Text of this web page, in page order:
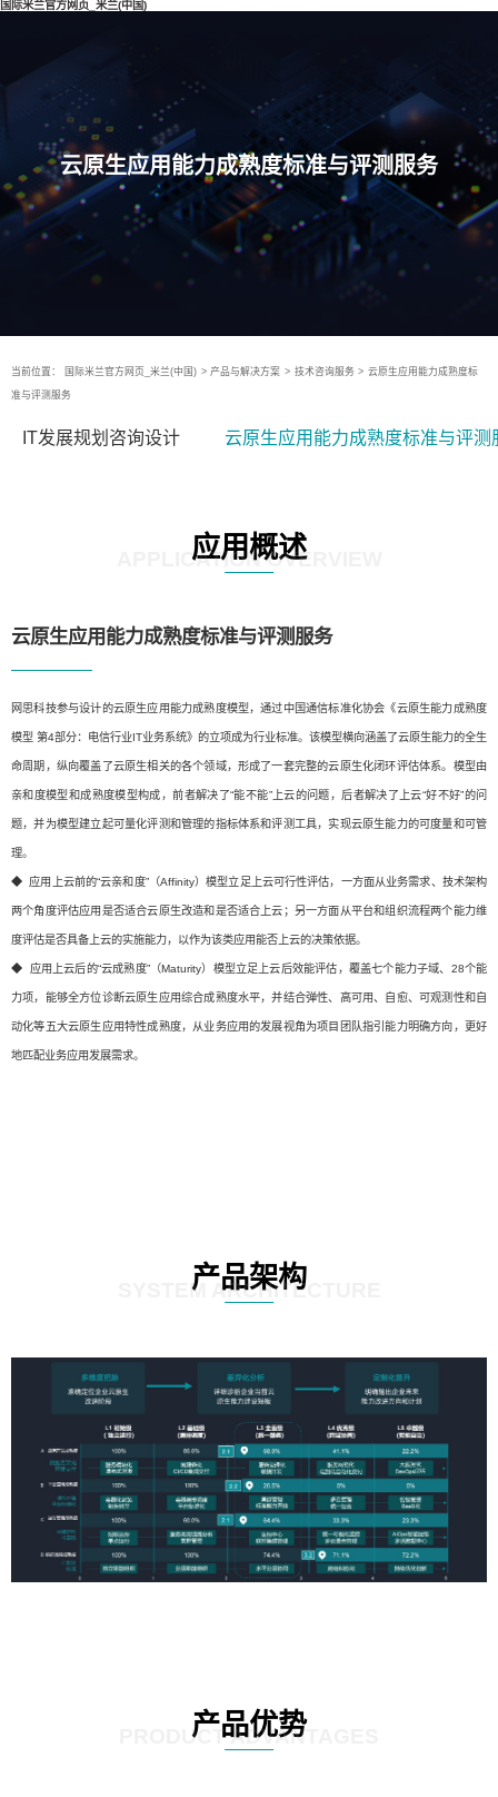
国际米兰官方网页_米兰(中国)
云原生应用能力成熟度标准与评测服务
当前位置： 国际米兰官方网页_米兰(中国) > 产品与解决方案 > 技术咨询服务 > 云原生应用能力成熟度标
准与评测服务
IT发展规划咨询设计 云原生应用能力成熟度标准与评测
应用概述
APPLICATION OVERVIEW
云原生应用能力成熟度标准与评测服务
网思科技参与设计的云原生应用能力成熟度模型，通过中国通信标准化协会《云原生能力成熟度
模型 第4部分：电信行业IT业务系统》的立项成为行业标准。该模型横向涵盖了云原生能力的全生
命周期，纵向覆盖了云原生相关的各个领域，形成了一套完整的云原生化闭环评估体系。模型由
亲和度模型和成熟度模型构成，前者解决了“能不能”上云的问题，后者解决了上云“好不好”的问
题，并为模型建立起可量化评测和管理的指标体系和评测工具，实现云原生能力的可度量和可管
理。
◆ 应用上云前的“云亲和度”（Affinity）模型立足上云可行性评估，一方面从业务需求、技术架构
两个角度评估应用是否适合云原生改造和是否适合上云；另一方面从平台和组织流程两个能力维
度评估是否具备上云的实施能力，以作为该类应用能否上云的决策依据。
◆ 应用上云后的“云成熟度”（Maturity）模型立足上云后效能评估，覆盖七个能力子域、28个能
力项，能够全方位诊断云原生应用综合成熟度水平，并结合弹性、高可用、自愈、可观测性和自
动化等五大云原生应用特性成熟度，从业务应用的发展视角为项目团队指引能力明确方向，更好
地匹配业务应用发展需求。
产品架构
SYSTEM ARCHITECTURE
产品优势
PRODUCT ADVANTAGES